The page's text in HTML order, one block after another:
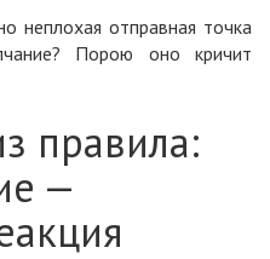
неплохая отправная точка
Порою оно кричит
правила:
—